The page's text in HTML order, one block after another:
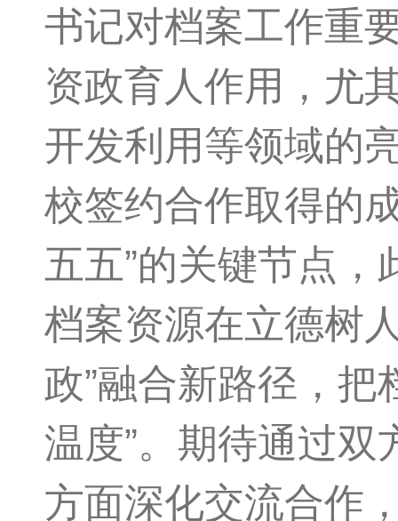
书记对档案工作重
资政育人作用，尤
开发利用等领域的
校签约合作取得的
五五”的关键节点
档案资源在立德树
政”融合新路径，把
温度”。期待通过
方面深化交流合作